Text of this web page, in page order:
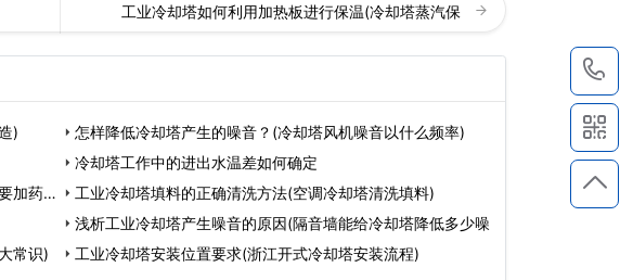
工业冷却塔如何利用加热板进行保温(冷却塔蒸汽保
)
怎样降低冷却塔产生的噪音？(冷却塔风机噪音以什么频率)
冷却塔工作中的进出水温差如何确定
加药
工业冷却塔填料的正确清洗方法(空调冷却塔清洗填料)
浅析工业冷却塔产生噪音的原因(隔音墙能给冷却塔降低多少噪
常识)
工业冷却塔安装位置要求(浙江开式冷却塔安装流程)